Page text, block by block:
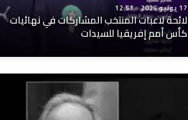
17 يونيو 2026 12:51
لائحة لاعبات المنتخب المشاركات في نهائيات
كأس أمم إفريقيا للسيدات